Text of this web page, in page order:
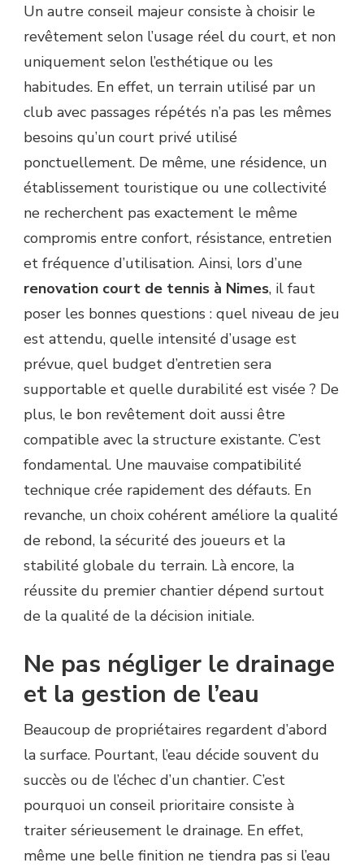
Un autre conseil majeur consiste à choisir le
revêtement selon l’usage réel du court, et non
uniquement selon l’esthétique ou les
habitudes. En effet, un terrain utilisé par un
club avec passages répétés n’a pas les mêmes
besoins qu’un court privé utilisé
ponctuellement. De même, une résidence, un
établissement touristique ou une collectivité
ne recherchent pas exactement le même
compromis entre confort, résistance, entretien
et fréquence d’utilisation. Ainsi, lors d’une
renovation court de tennis à Nimes, il faut
poser les bonnes questions : quel niveau de jeu
est attendu, quelle intensité d’usage est
prévue, quel budget d’entretien sera
supportable et quelle durabilité est visée ? De
plus, le bon revêtement doit aussi être
compatible avec la structure existante. C’est
fondamental. Une mauvaise compatibilité
technique crée rapidement des défauts. En
revanche, un choix cohérent améliore la qualité
de rebond, la sécurité des joueurs et la
stabilité globale du terrain. Là encore, la
réussite du premier chantier dépend surtout
de la qualité de la décision initiale.
Ne pas négliger le drainage
et la gestion de l’eau
Beaucoup de propriétaires regardent d’abord
la surface. Pourtant, l’eau décide souvent du
succès ou de l’échec d’un chantier. C’est
pourquoi un conseil prioritaire consiste à
traiter sérieusement le drainage. En effet,
même une belle finition ne tiendra pas si l’eau